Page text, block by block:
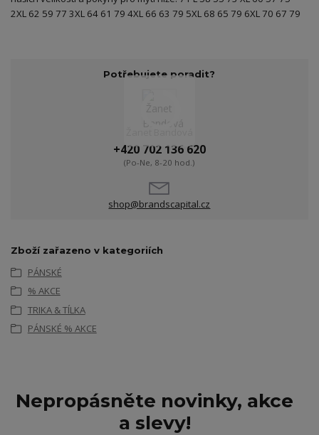
2XL 62 59 77 3XL 64 61 79 4XL 66 63 79 5XL 68 65 79 6XL 70 67 79
Potřebujete poradit?
+420 702 136 620
(Po-Ne, 8-20 hod.)
shop@brandscapital.cz
Zboží zařazeno v kategoriích
PÁNSKÉ
% AKCE
TRIKA & TÍLKA
PÁNSKÉ % AKCE
Nepropásněte novinky, akce
a slevy!